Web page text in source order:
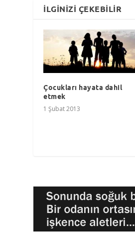
İLGINIZI ÇEKEBILIR
Çocukları hayata dahil
etmek
1 Şubat 2013